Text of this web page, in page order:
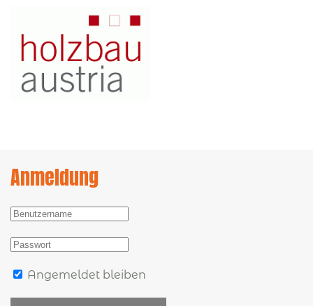
Anmeldung
Angemeldet bleiben